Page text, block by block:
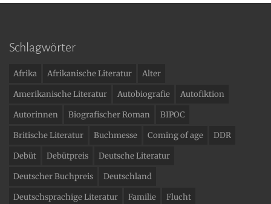
Schlagwörter
Afrika Afrikanische Literatur
Alter
Amerikanische Literatur
Autobiografie
Autofiktion
Autorinnen
Biografischer Roman
BIPOC
Britische Literatur
Buchmesse Coming of age
DDR
Debüt
Debütpreis
Deutsche Literatur
Deutscher Buchpreis
Deutschland
Deutschsprachige Literatur
Familie Flucht